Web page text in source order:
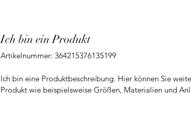
Ich bin ein Produkt
Artikelnummer: 364215376135199
Ich bin eine Produktbeschreibung. Hier können Sie
Produkt wie beispielsweise Größen, Materialien und